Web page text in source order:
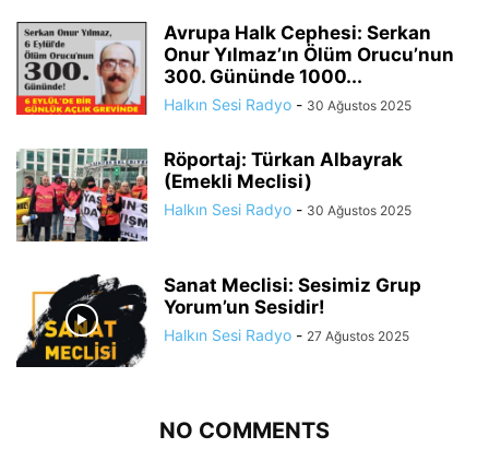
Avrupa Halk Cephesi: Serkan
Onur Yılmaz’ın Ölüm Orucu’nun
300. Gününde 1000...
Halkın Sesi Radyo - 30 Ağustos 2025
Röportaj: Türkan Albayrak
(Emekli Meclisi)
Halkın Sesi Radyo - 30 Ağustos 2025
Sanat Meclisi: Sesimiz Grup
Yorum’un Sesidir!
Halkın Sesi Radyo - 27 Ağustos 2025
NO COMMENTS